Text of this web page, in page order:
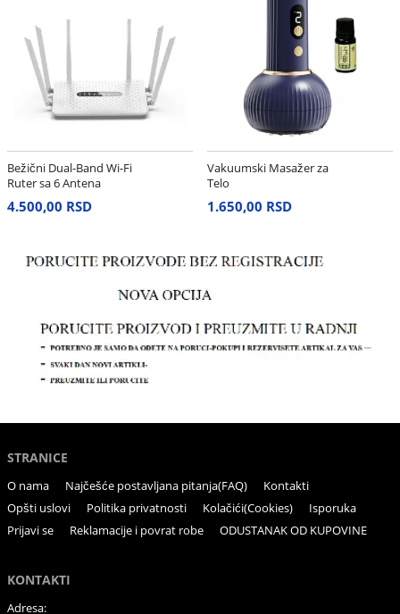
Bežični Dual-Band Wi-Fi
Ruter sa 6 Antena
4.500,00 RSD
Vakuumski Masažer za
Telo
1.650,00 RSD
STRANICE
O nama Najčešće postavljana pitanja(FAQ)
Kontakti
Opšti uslovi
Politika privatnosti Kolačići(Cookies)
Isporuka
Prijavi se
Reklamacije i povrat robe ODUSTANAK OD KUPOVINE
KONTAKTI
Adresa: